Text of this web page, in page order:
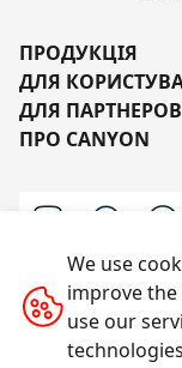
ПРОДУКЦІЯ
ДЛЯ
ДЛЯ ПАРТНЕРОВ
ПРО CANYON
We use
improve
use our